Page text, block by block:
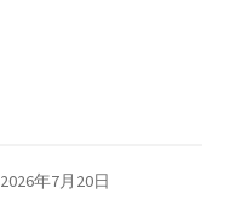
2026年7月20日